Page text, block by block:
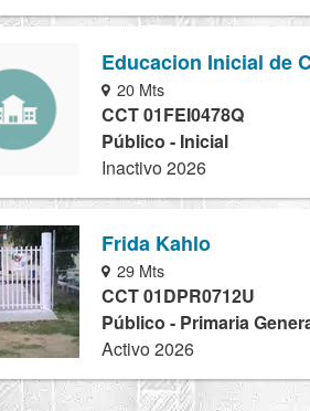
Educacion Inicial de
20 Mts
CCT 01FEI0478Q
Público - Inicial
Inactivo 2026
Frida Kahlo
29 Mts
CCT 01DPR0712U
Público - Primaria
Activo 2026